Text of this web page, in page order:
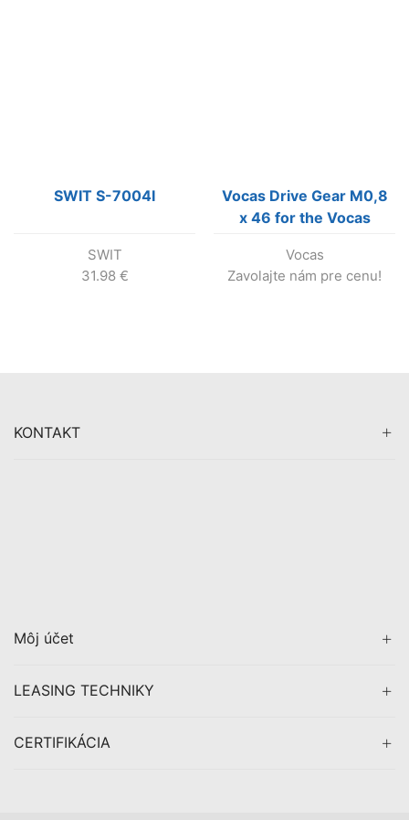
SWIT S-7004I
SWIT
31.98 €
Vocas Drive Gear M0,8
x 46 for the Vocas
Vocas
Zavolajte nám pre cenu!
KONTAKT
Môj účet
LEASING TECHNIKY
CERTIFIKÁCIA